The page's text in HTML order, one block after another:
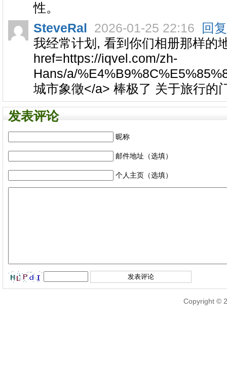
性。
SteveRal 2026-01-25 22:16
回复
我经常计划, 看到你们相册那样的
href=https://iqvel.com/zh-
Hans/a/
城市象徵</a> 棒极了 关于旅行的
发表评论
昵称
邮件地址（选填）
个人主页（选填）
Copyright ©